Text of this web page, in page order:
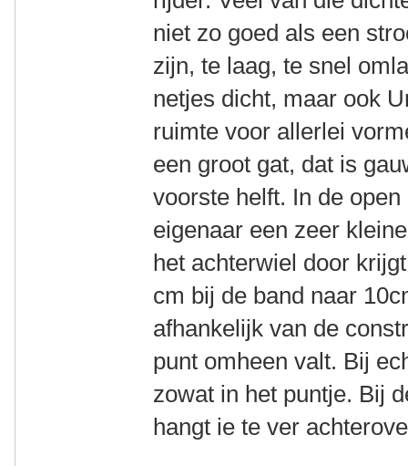
niet zo goed als een
zijn, te laag, te snel
netjes dicht, maar ook
ruimte voor allerlei
een groot gat, dat is
voorste helft. In de
eigenaar een zeer
het achterwiel door
cm bij de band naar
afhankelijk van de
punt omheen valt. Bij
zowat in het puntje. Bij
hangt ie te ver